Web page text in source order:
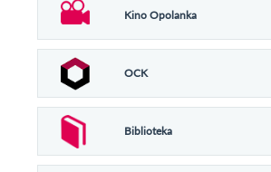
Kino Opolanka
OCK
Biblioteka